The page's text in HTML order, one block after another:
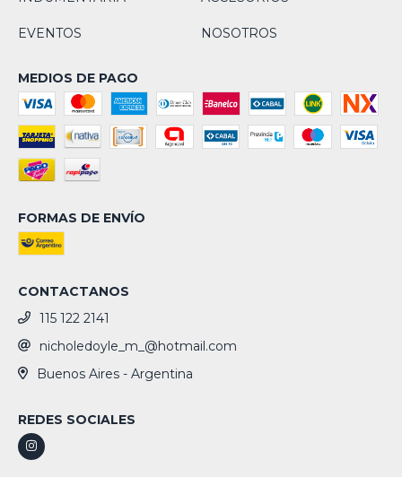
EVENTOS NOSOTROS
MEDIOS DE PAGO
FORMAS DE ENVÍO
CONTACTANOS
115 122 2141
nicholedoyle_m_@hotmail.com
Buenos Aires - Argentina
REDES SOCIALES